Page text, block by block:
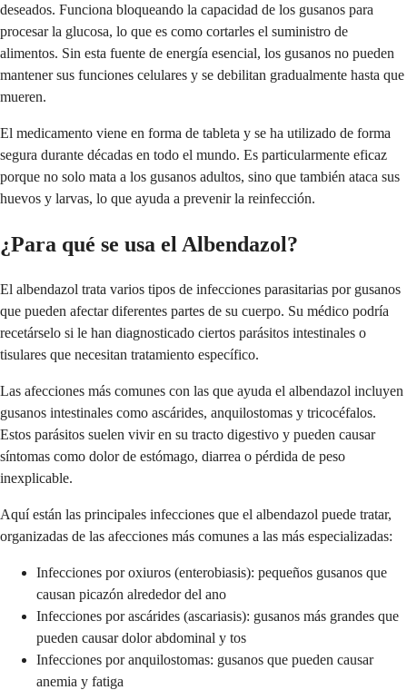
deseados. Funciona bloqueando la capacidad de los gusanos para
procesar la glucosa, lo que es como cortarles el suministro de
alimentos. Sin esta fuente de energía esencial, los gusanos no pueden
mantener sus funciones celulares y se debilitan gradualmente hasta que
mueren.
El medicamento viene en forma de tableta y se ha utilizado de forma
segura durante décadas en todo el mundo. Es particularmente eficaz
porque no solo mata a los gusanos adultos, sino que también ataca sus
huevos y larvas, lo que ayuda a prevenir la reinfección.
¿Para qué se usa el Albendazol?
El albendazol trata varios tipos de infecciones parasitarias por gusanos
que pueden afectar diferentes partes de su cuerpo. Su médico podría
recetárselo si le han diagnosticado ciertos parásitos intestinales o
tisulares que necesitan tratamiento específico.
Las afecciones más comunes con las que ayuda el albendazol incluyen
gusanos intestinales como ascárides, anquilostomas y tricocéfalos.
Estos parásitos suelen vivir en su tracto digestivo y pueden causar
síntomas como dolor de estómago, diarrea o pérdida de peso
inexplicable.
Aquí están las principales infecciones que el albendazol puede tratar,
organizadas de las afecciones más comunes a las más especializadas:
Infecciones por oxiuros (enterobiasis): pequeños gusanos que
causan picazón alrededor del ano
Infecciones por ascárides (ascariasis): gusanos más grandes que
pueden causar dolor abdominal y tos
Infecciones por anquilostomas: gusanos que pueden causar
anemia y fatiga